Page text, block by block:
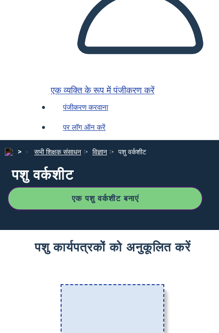
एक व्यक्ति के रूप में पंजीकरण करें
पंजीकरण करवाना
पर लॉग ऑन करें
सभी शिक्षक संसाधन विज्ञान पशु वर्कशीट
पशु वर्कशीट
एक पशु वर्कशीट बनाएं
पशु कार्यपत्रकों को अनुकूलित करें